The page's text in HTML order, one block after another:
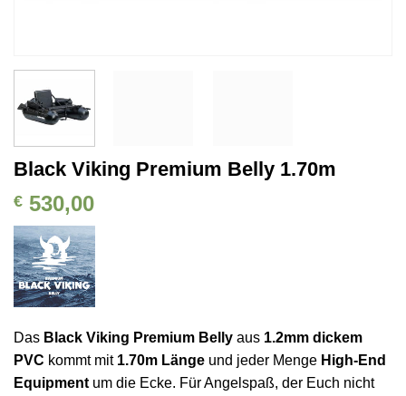
Black Viking Premium Belly 1.70m
€ 530,00
Das Black Viking Premium Belly aus 1.2mm dickem
PVC kommt mit 1.70m Länge und jeder Menge High-End
Equipment um die Ecke. Für Angelspaß, der Euch nicht